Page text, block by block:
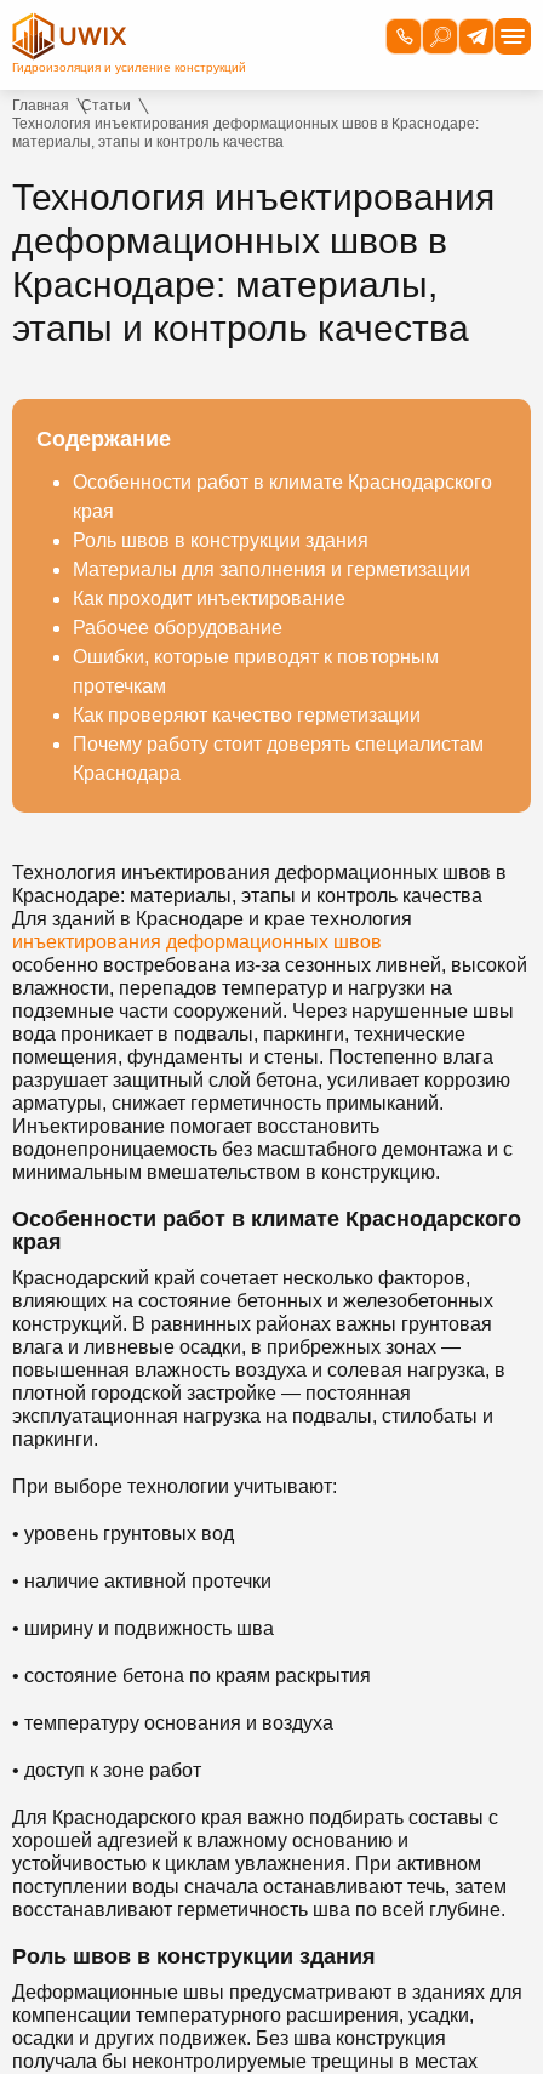
Главная
Статьи
Технология инъектирования деформационных швов в Краснодаре:
материалы, этапы и контроль качества
Технология инъектирования
деформационных швов в
Краснодаре: материалы,
этапы и контроль качества
Содержание
Особенности работ в климате Краснодарского
края
Роль швов в конструкции здания
Материалы для заполнения и герметизации
Как проходит инъектирование
Рабочее оборудование
Ошибки, которые приводят к повторным
протечкам
Как проверяют качество герметизации
Почему работу стоит доверять специалистам
Краснодара
Технология инъектирования деформационных швов в
Краснодаре: материалы, этапы и контроль качества
Для зданий в Краснодаре и крае технология
инъектирования деформационных швов
особенно востребована из-за сезонных ливней, высокой
влажности, перепадов температур и нагрузки на
подземные части сооружений. Через нарушенные швы
вода проникает в подвалы, паркинги, технические
помещения, фундаменты и стены. Постепенно влага
разрушает защитный слой бетона, усиливает коррозию
арматуры, снижает герметичность примыканий.
Инъектирование помогает восстановить
водонепроницаемость без масштабного демонтажа и с
минимальным вмешательством в конструкцию.
Особенности работ в климате Краснодарского
края
Краснодарский край сочетает несколько факторов,
влияющих на состояние бетонных и железобетонных
конструкций. В равнинных районах важны грунтовая
влага и ливневые осадки, в прибрежных зонах —
повышенная влажность воздуха и солевая нагрузка, в
плотной городской застройке — постоянная
эксплуатационная нагрузка на подвалы, стилобаты и
паркинги.
При выборе технологии учитывают:
• уровень грунтовых вод
• наличие активной протечки
• ширину и подвижность шва
• состояние бетона по краям раскрытия
• температуру основания и воздуха
• доступ к зоне работ
Для Краснодарского края важно подбирать составы с
хорошей адгезией к влажному основанию и
устойчивостью к циклам увлажнения. При активном
поступлении воды сначала останавливают течь, затем
восстанавливают герметичность шва по всей глубине.
Роль швов в конструкции здания
Деформационные швы предусматривают в зданиях для
компенсации температурного расширения, усадки,
осадки и других подвижек. Без шва конструкция
получала бы неконтролируемые трещины в местах